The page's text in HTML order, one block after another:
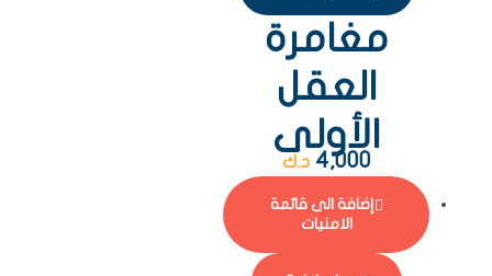
مغامرة
العقل
الأولى
4,000 د.ك
إضافة الى قائمة
الامنيات